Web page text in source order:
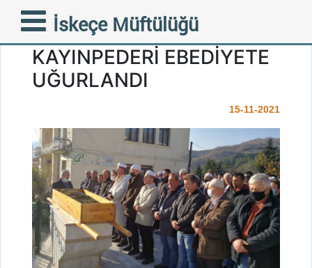
İskeçe Müftülüğü
FAZİLETLİ MÜFTÜMÜZ
AHMET METE’NİN
KAYINPEDERİ EBEDİYETE
UĞURLANDI
15-11-2021